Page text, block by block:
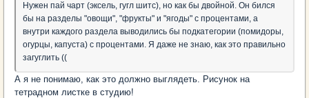
Нужен пай чарт (эксель, гугл шитс), но как бы двойной. Он бился
бы на разделы "овощи", "фрукты" и "ягоды" с процентами, а
внутри каждого раздела выводились бы подкатегории (помидоры,
огурцы, капуста) с процентами. Я даже не знаю, как это правильно
загуглить ((
А я не понимаю, как это должно выглядеть. Рисунок на
тетрадном листке в студию!